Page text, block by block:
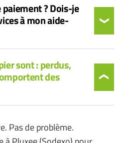
? Dois-je
à mon aide-
sont : perdus,
des
Pas de problème.